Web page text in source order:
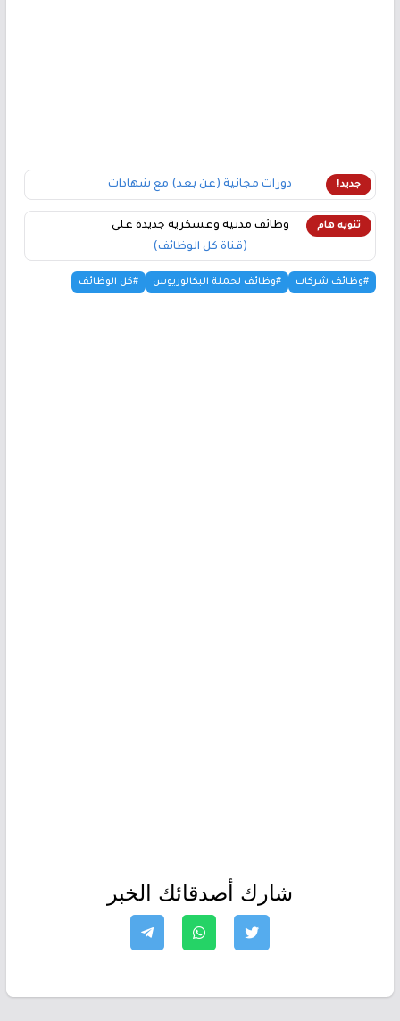
جديد! دورات مجانية (عن بعد) مع شهادات
تنويه هام
وظائف مدنية وعسكرية جديدة على
(قناة كل الوظائف)
#وظائف شركات #وظائف لحملة البكالوريوس #كل الوظائف
شارك أصدقائك الخبر